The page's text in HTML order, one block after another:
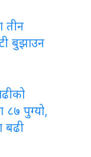
तीन
बुझाउन
८७ पुग्यो,
बढी